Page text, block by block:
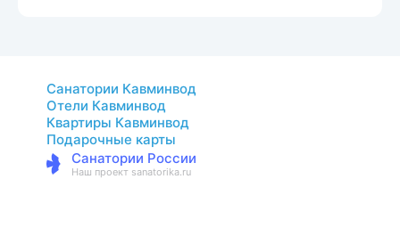
Санатории Кавминвод
Отели Кавминвод
Квартиры Кавминвод
Подарочные карты
Санатории России
Наш проект sanatorika.ru